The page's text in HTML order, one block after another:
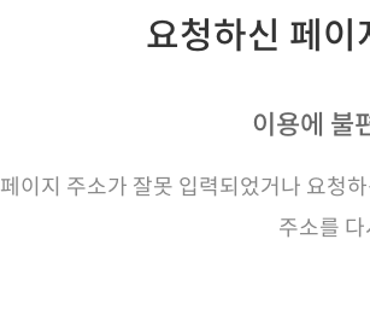
요청하신 페
이용에 불
페이지 주소가 잘못 입력되었거나 요청
주소를